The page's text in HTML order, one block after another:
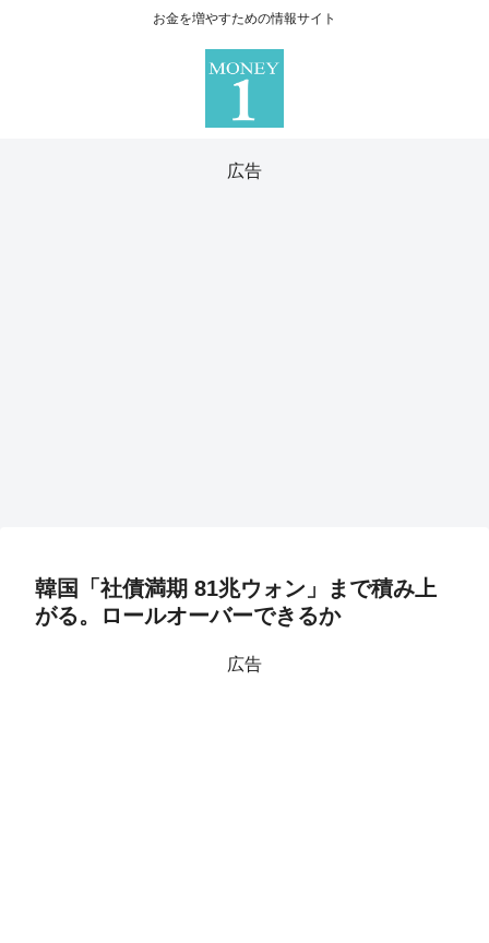
お金を増やすための情報サイト
広告
韓国「社債満期 81兆ウォン」まで積み上
がる。ロールオーバーできるか
広告